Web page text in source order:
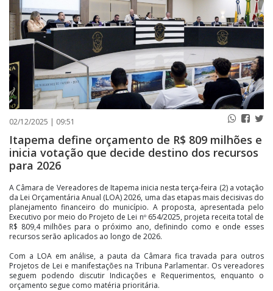
CONTATO
02/12/2025 | 09:51
Itapema define orçamento de R$ 809 milhões e
inicia votação que decide destino dos recursos
para 2026
A Câmara de Vereadores de Itapema inicia nesta terça-feira (2) a votação
da Lei Orçamentária Anual (LOA) 2026, uma das etapas mais decisivas do
planejamento financeiro do município. A proposta, apresentada pelo
Executivo por meio do Projeto de Lei nº 654/2025, projeta receita total de
R$ 809,4 milhões para o próximo ano, definindo como e onde esses
recursos serão aplicados ao longo de 2026.
Com a LOA em análise, a pauta da Câmara fica travada para outros
Projetos de Lei e manifestações na Tribuna Parlamentar. Os vereadores
seguem podendo discutir Indicações e Requerimentos, enquanto o
orçamento segue como matéria prioritária.